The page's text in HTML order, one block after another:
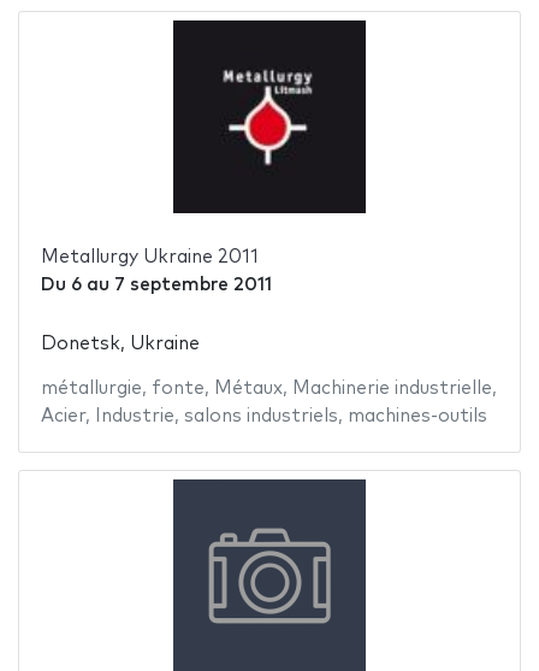
Metallurgy Ukraine 2011
Du 6au 7 septembre 2011
Donetsk, Ukraine
métallurgie, fonte, Métaux, Machinerie industrielle,
Acier, Industrie, salons industriels, machines-outils